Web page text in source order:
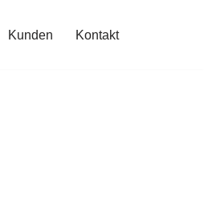
Kunden Kontakt